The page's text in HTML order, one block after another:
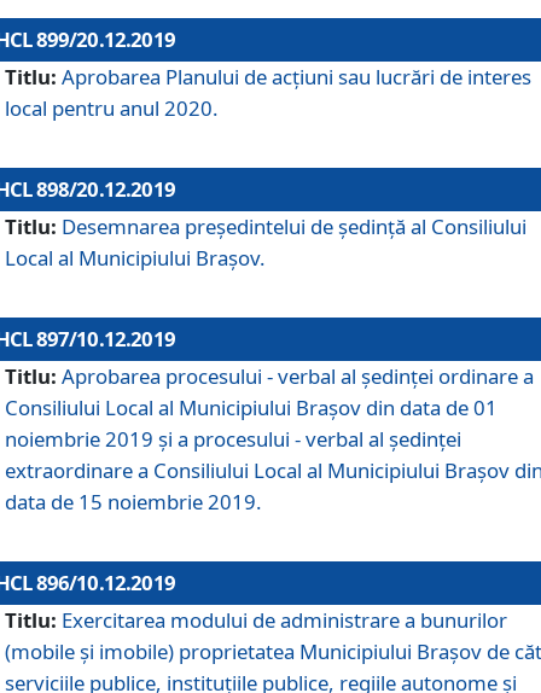
899/20.12.2019
Titlu: Aprobarea Planului de acţiuni sau lucrări de interes
local pentru anul 2020.
898/20.12.2019
Titlu: Desemnarea preşedintelui de şedinţă al Consiliului
Local al Municipiului Braşov.
897/10.12.2019
Titlu: Aprobarea procesului - verbal al şedinţei ordinare a
Consiliului Local al Municipiului Brașov din data de 01
noiembrie 2019 și a procesului - verbal al ședinței
extraordinare a Consiliului Local al Municipiului Brașov
data de 15 noiembrie 2019.
896/10.12.2019
Titlu: Exercitarea modului de administrare a bunurilor
(mobile și imobile) proprietatea Municipiului Brașov de
serviciile publice, instituțiile publice, regiile autonome și